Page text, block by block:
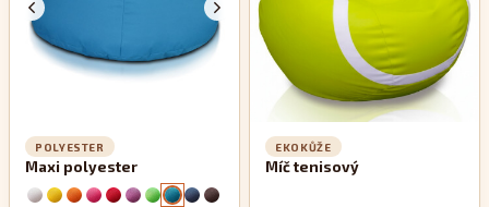
POLYESTER
Maxi polyester
EKOKŮŽE
Míč tenisový